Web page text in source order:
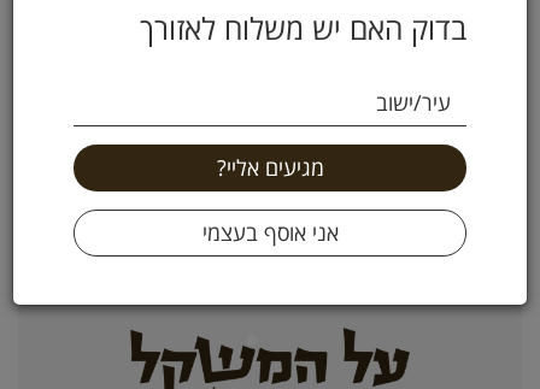
בדוק האם יש משלוח לאזורך
עיר/ישוב
כלי בית